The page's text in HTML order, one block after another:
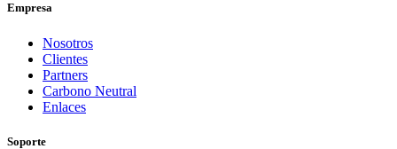
Empresa
Nosotros
Clientes
Partners
Carbono Neutral
Enlaces
Soporte